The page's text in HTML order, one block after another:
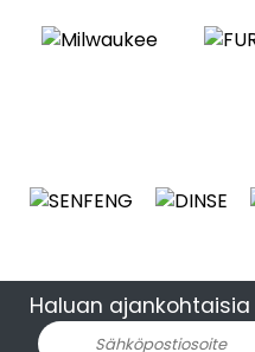
Haluan